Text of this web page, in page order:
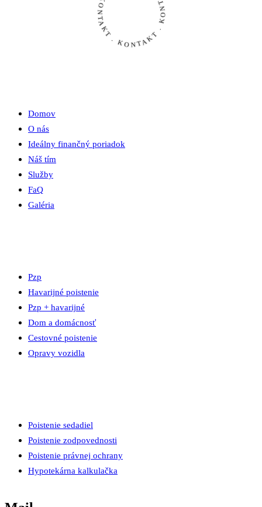
Domov
O nás
Ideálny finančný poriadok
Náš tím
Služby
FaQ
Galéria
Pzp
Havarijné poistenie
Pzp + havarijné
Dom a domácnosť
Cestovné poistenie
Opravy vozidla
Poistenie sedadiel
Poistenie zodpovednosti
Poistenie právnej ochrany
Hypotekárna kalkulačka